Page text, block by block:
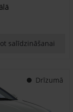
salīdzināšanai
Drīzumā